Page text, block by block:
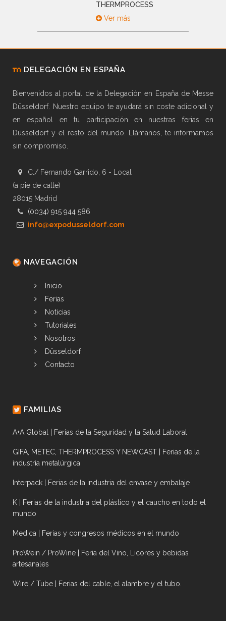
THERMPROCESS
Ver más
DELEGACIÓN EN ESPAÑA
Bienvenidos al portal de la Delegación en España de Messe
Düsseldorf. Nuestro equipo te ayudará sin coste adicional y
en español en tu participación en nuestras ferias en
Düsseldorf y el resto del mundo. Llámanos, te informamos
sin compromiso.
C./ Fernando Garrido, 6 - Local
(a pie de calle)
28015 Madrid
(0034) 915 944 586
info@expodusseldorf.com
NAVEGACIÓN
Inicio
Ferias
Noticias
Tutoriales
Nosotros
Düsseldorf
Contacto
FAMILIAS
A+A Global | Ferias de la Seguridad y la Salud Laboral
GIFA, METEC, THERMPROCESS Y NEWCAST | Ferias de la
industria metalúrgica
Interpack | Ferias de la industria del envase y embalaje
K | Ferias de la industria del plástico y el caucho en todo el
mundo
Medica | Ferias y congresos médicos en el mundo
ProWein / ProWine | Feria del Vino, Licores y bebidas
artesanales
Wire / Tube | Ferias del cable, el alambre y el tubo.